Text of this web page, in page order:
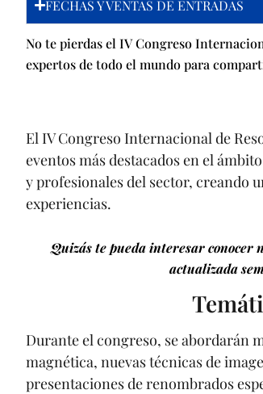
FECHAS Y VENTAS DE ENTRADAS
No te pierdas el IV Congreso
expertos de todo el mundo para
El IV Congreso Internacional de
eventos más destacados en el
y profesionales del sector, creando
experiencias.
Quizás te pueda interesar conocer
actualizada
Durante el congreso, se abordarán
magnética, nuevas técnicas de
presentaciones de renombrados